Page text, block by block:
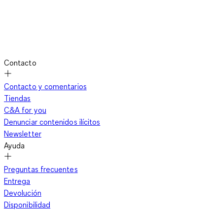
Contacto
Contacto y comentarios
Tiendas
C&A for you
Denunciar contenidos ilícitos
Newsletter
Ayuda
Preguntas frecuentes
Entrega
Devolución
Disponibilidad